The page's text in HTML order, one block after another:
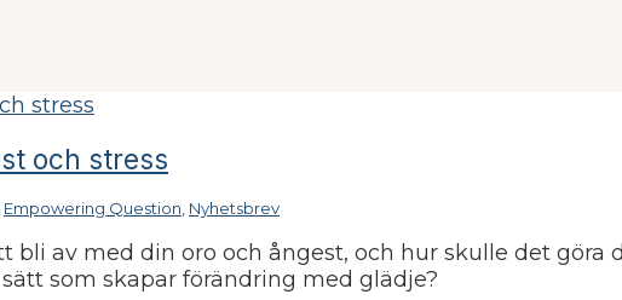
och stress
Empowering Question, Nyhetsbrev
bli av med din oro och ångest, och hur skulle det
som skapar förändring med glädje?